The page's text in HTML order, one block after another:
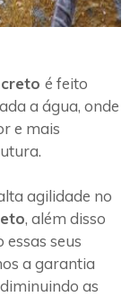
é feito
a água, onde
e mais
agilidade no
, além disso
essas seus
a garantia
as